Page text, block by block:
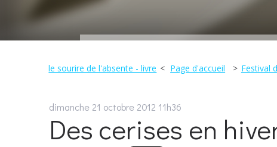
le sourire de l'absente - livre Page d'accueil Festival
dimanche 21 octobre 2012 11h36
Des cerises en